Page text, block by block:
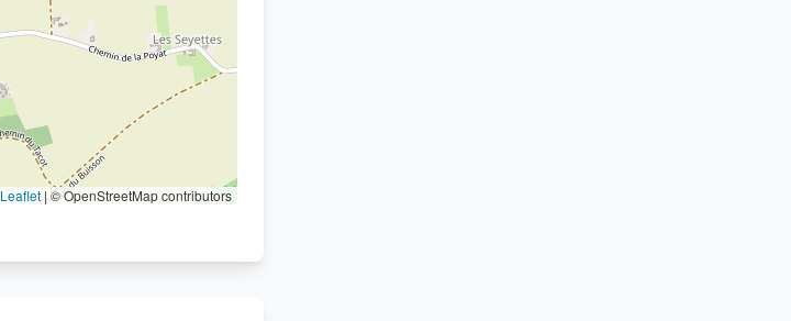
Leaflet |© OpenStreetMap contributors